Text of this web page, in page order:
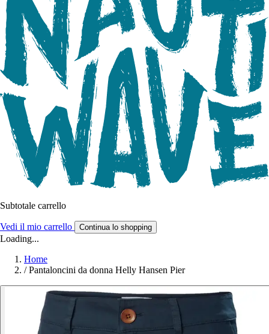
Subtotale carrello
Vedi il mio carrello Continua lo shopping
Loading...
Home
/ Pantaloncini da donna Helly Hansen Pier